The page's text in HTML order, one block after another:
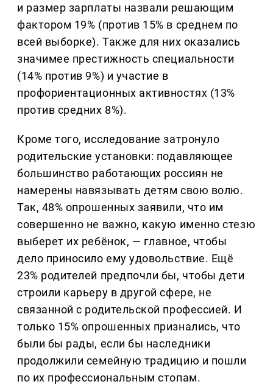
и размер зарплаты назвали решающим
фактором 19% (против 15% в среднем по
всей выборке). Также для них оказались
значимее престижность специальности
(14% против 9%) и участие в
профориентационных активностях (13%
против средних 8%).
Кроме того, исследование затронуло
родительские установки: подавляющее
большинство работающих россиян не
намерены навязывать детям свою волю.
Так, 48% опрошенных заявили, что им
совершенно не важно, какую именно стезю
выберет их ребёнок, — главное, чтобы
дело приносило ему удовольствие. Ещё
23% родителей предпочли бы, чтобы дети
строили карьеру в другой сфере, не
связанной с родительской профессией. И
только 15% опрошенных признались, что
были бы рады, если бы наследники
продолжили семейную традицию и пошли
по их профессиональным стопам.